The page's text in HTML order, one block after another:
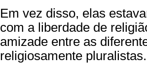
Em vez disso, elas
com a liberdade de
amizade entre as
religiosamente